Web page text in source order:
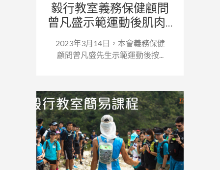
毅行教室義務保健顧問
曾凡盛示範運動後肌肉...
2023年3月14日，本會義務保健
顧問曾凡盛先生示範運動後按...